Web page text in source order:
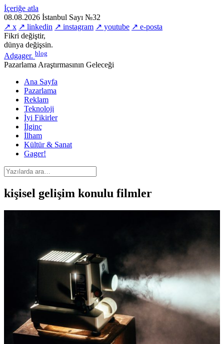
İçeriğe atla
08.08.2026 İstanbul Sayı №32
↗ x ↗ linkedin ↗ instagram ↗ youtube ↗ e-posta
Fikri değiştir,
dünya değişsin.
Adgager. blog
Pazarlama Araştırmasının Geleceği
Ana Sayfa
Pazarlama
Reklam
Teknoloji
İyi Fikirler
İlginç
İlham
Kültür & Sanat
Gager!
kişisel gelişim konulu filmler